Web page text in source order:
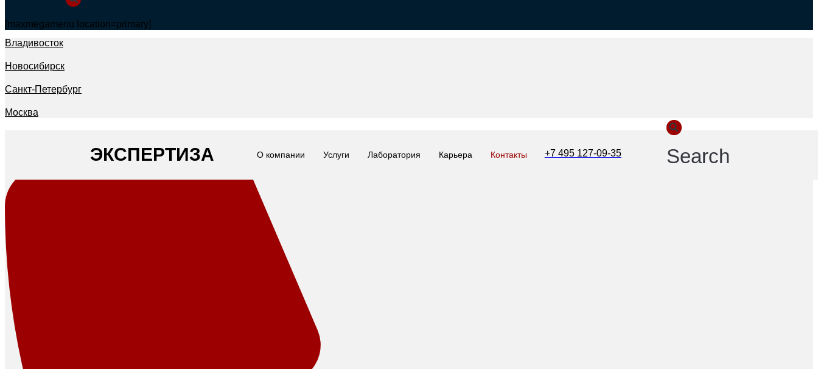
[maxmegamenu location=primary]
Владивосток
Новосибирск
Санкт-Петербург
Москва
ЭКСПЕРТИЗА О компании Услуги Лаборатория Карьера Контакты +7 495 127-09-35 Search